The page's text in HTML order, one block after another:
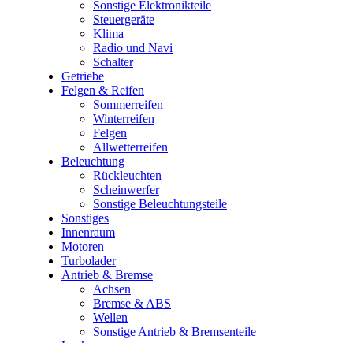
Sonstige Elektronikteile
Steuergeräte
Klima
Radio und Navi
Schalter
Getriebe
Felgen & Reifen
Sommerreifen
Winterreifen
Felgen
Allwetterreifen
Beleuchtung
Rückleuchten
Scheinwerfer
Sonstige Beleuchtungsteile
Sonstiges
Innenraum
Motoren
Turbolader
Antrieb & Bremse
Achsen
Bremse & ABS
Wellen
Sonstige Antrieb & Bremsenteile